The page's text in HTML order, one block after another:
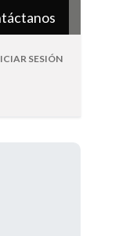
SESIÓN